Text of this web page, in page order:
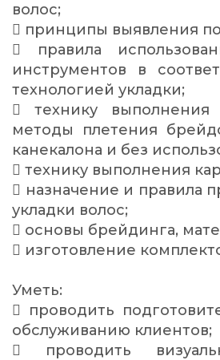
волос;
 принципы выявления
 правила
инструментов в
технологией укладки;
 технику
методы плетения
канекалона и без
 технику выполнения
 назначение и правила
укладки волос;
 основы брейдинга,
 изготовление
Уметь:
 проводить
обслуживанию клиентов;
 проводить